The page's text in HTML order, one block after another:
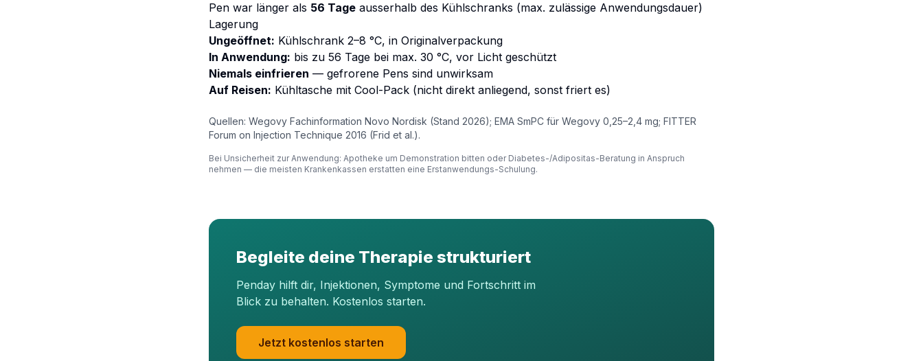
Pen war länger als 56 Tage ausserhalb des Kühlschranks (max. zulässige Anwendungsdauer)
Lagerung
Ungeöffnet: Kühlschrank 2–8 °C, in Originalverpackung
In Anwendung: bis zu 56 Tage bei max. 30 °C, vor Licht geschützt
Niemals einfrieren — gefrorene Pens sind unwirksam
Auf Reisen: Kühltasche mit Cool-Pack (nicht direkt anliegend, sonst friert es)
Quellen: Wegovy Fachinformation Novo Nordisk (Stand 2026); EMA SmPC für Wegovy 0,25–2,4 mg; FITTER
Forum on Injection Technique 2016 (Frid et al.).
Bei Unsicherheit zur Anwendung: Apotheke um Demonstration bitten oder Diabetes-/Adipositas-Beratung in Anspruch
nehmen — die meisten Krankenkassen erstatten eine Erstanwendungs-Schulung.
Begleite deine Therapie strukturiert
Penday hilft dir, Injektionen, Symptome und Fortschritt im
Blick zu behalten. Kostenlos starten.
Jetzt kostenlos starten